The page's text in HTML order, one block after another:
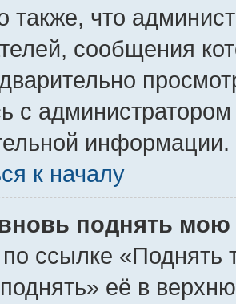
также, что
сообщения
с
информации.
к началу
поднять мою
ссылке «Поднять
её в